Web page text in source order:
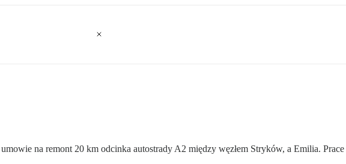
na remont 20 km odcinka autostrady A2 między węzłem Stryków, a Emilia.